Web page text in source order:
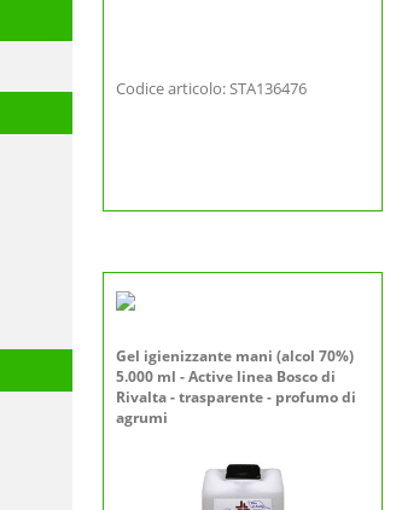
Codice articolo: STA136476
Gel igienizzante mani (alcol 70%)
5.000 ml - Active linea Bosco di
Rivalta - trasparente - profumo di
agrumi